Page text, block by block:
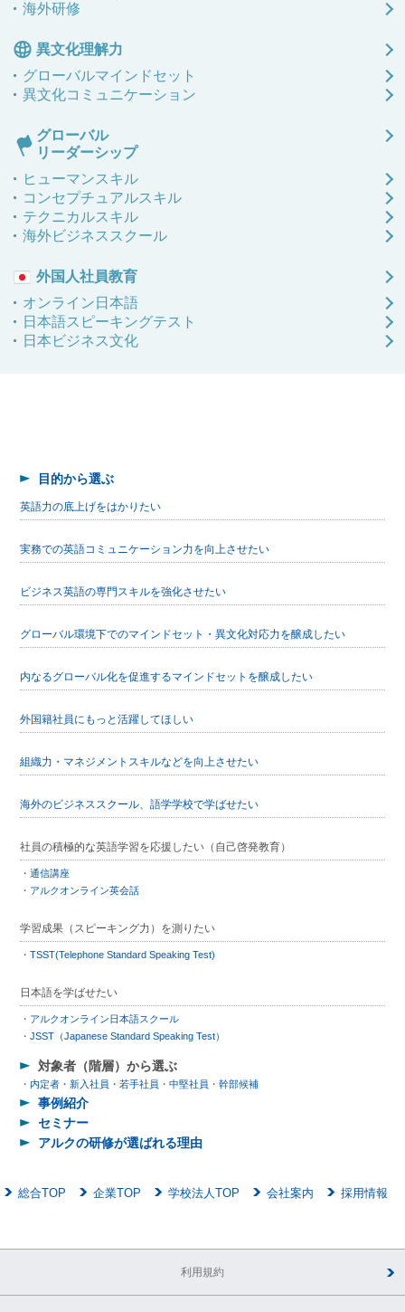
海外研修
異文化理解力
グローバルマインドセット
異文化コミュニケーション
グローバル
リーダーシップ
ヒューマンスキル
コンセプチュアルスキル
テクニカルスキル
海外ビジネススクール
外国人社員教育
オンライン日本語
日本語スピーキングテスト
日本ビジネス文化
目的から選ぶ
英語力の底上げをはかりたい
実務での英語コミュニケーション力を向上させたい
ビジネス英語の専門スキルを強化させたい
グローバル環境下でのマインドセット・異文化対応力を醸成したい
内なるグローバル化を促進するマインドセットを醸成したい
外国籍社員にもっと活躍してほしい
組織力・マネジメントスキルなどを向上させたい
海外のビジネススクール、語学学校で学ばせたい
社員の積極的な英語学習を応援したい（自己啓発教育）
通信講座
アルクオンライン英会話
学習成果（スピーキング力）を測りたい
TSST(Telephone Standard Speaking Test)
日本語を学ばせたい
アルクオンライン日本語スクール
JSST（Japanese Standard Speaking Test）
対象者（階層）から選ぶ
内定者・新入社員・若手社員 中堅社員 幹部候補
事例紹介
セミナー
アルクの研修が選ばれる理由
総合TOP 企業TOP 学校法人TOP 会社案内 採用情報
利用規約